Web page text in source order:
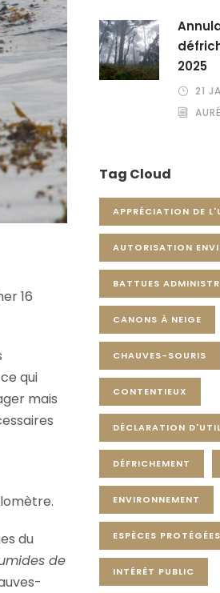
16
qui
mais
du
de
2025
21
Tag Cloud
APPRÉCIATION DE
AUTORISATION
BATTUES
CANONS À NEIGE
CHAUVES-SOURIS
CONTENTIEUX
DÉCLARATION
DÉFRICHEMENT
ENVIRONNEMENT
ESPÈCES PROTÉGÉES
INTÉRÊT PUBLIC